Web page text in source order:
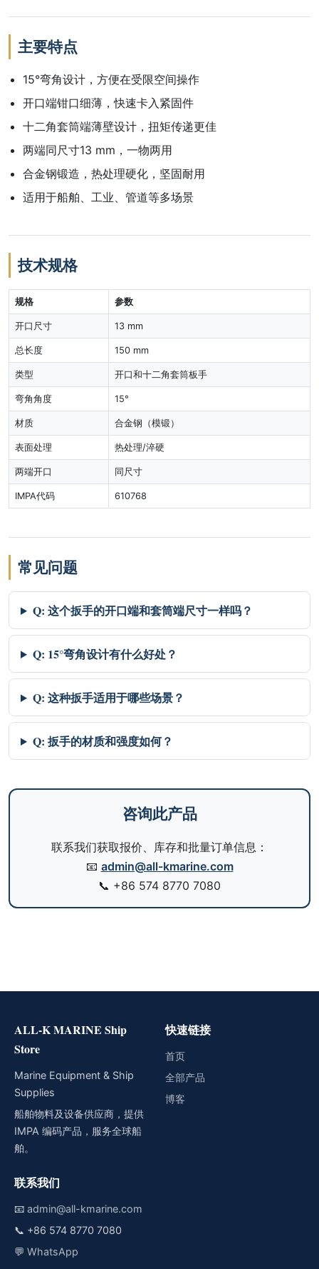
主要特点
15°弯角设计，方便在受限空间操作
开口端钳口细薄，快速卡入紧固件
十二角套筒端薄壁设计，扭矩传递更佳
两端同尺寸13 mm，一物两用
合金钢锻造，热处理硬化，坚固耐用
适用于船舶、工业、管道等多场景
技术规格
规格 参数
开口尺寸 13 mm
总长度 150 mm
类型 开口和十二角套筒板手
弯角角度 15°
材质 合金钢（模锻）
表面处理 热处理/淬硬
两端开口 同尺寸
IMPA代码 610768
常见问题
Q: 这个扳手的开口端和套筒端尺寸一样吗？
Q: 15°弯角设计有什么好处？
Q: 这种扳手适用于哪些场景？
Q: 扳手的材质和强度如何？
咨询此产品
联系我们获取报价、库存和批量订单信息：
📧 admin@all-kmarine.com
📞 +86 574 8770 7080
ALL-K MARINE Ship
Store
Marine Equipment & Ship
Supplies
船舶物料及设备供应商，提供
IMPA 编码产品，服务全球船
舶。
快速链接
首页
全部产品
博客
联系我们
📧 admin@all-kmarine.com
📞 +86 574 8770 7080
💬 WhatsApp